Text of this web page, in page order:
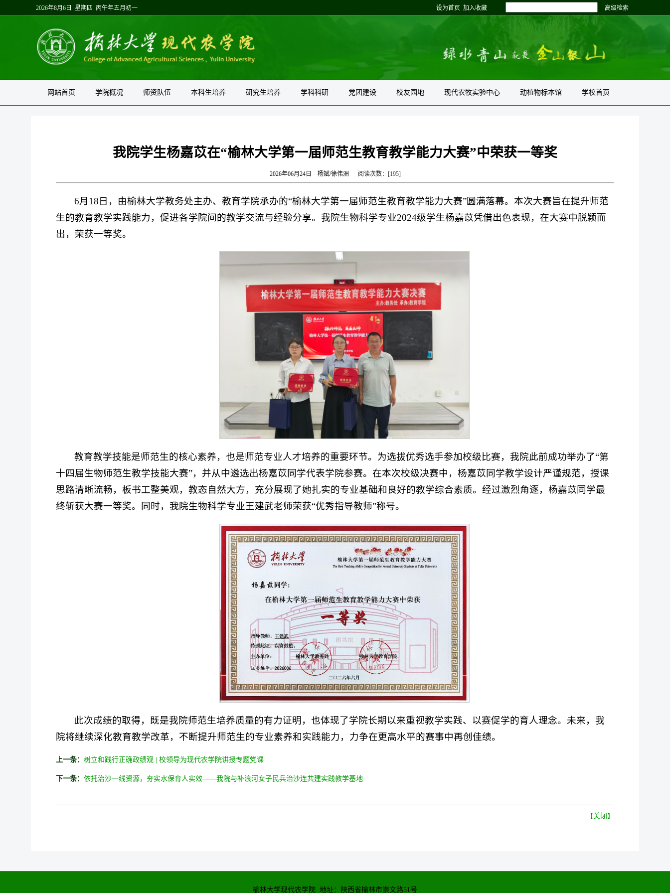
2026年8月6日 星期四 丙午年五月初一 设为首页 加入收藏 高级检索
网站首页 学院概况 师资队伍 本科生培养 研究生培养 学科科研 党团建设 校友园地 现代农牧实验中心 动植物标本馆 学校首页
我院学生杨嘉苡在“榆林大学第一届师范生教育教学能力大赛”中荣获一等奖
2026年06月24日 杨斌/徐伟洲 阅读次数：[195]
6月18日，由榆林大学教务处主办、教育学院承办的“榆林大学第一届师范生教育教学能力大赛”圆满落幕。本次大赛旨在提升师范
生的教育教学实践能力，促进各学院间的教学交流与经验分享。我院生物科学专业2024级学生杨嘉苡凭借出色表现，在大赛中脱颖而
出，荣获一等奖。
教育教学技能是师范生的核心素养，也是师范专业人才培养的重要环节。为选拔优秀选手参加校级比赛，我院此前成功举办了“第
十四届生物师范生教学技能大赛”，并从中遴选出杨嘉苡同学代表学院参赛。在本次校级决赛中，杨嘉苡同学教学设计严谨规范，授课
思路清晰流畅，板书工整美观，教态自然大方，充分展现了她扎实的专业基础和良好的教学综合素质。经过激烈角逐，杨嘉苡同学最
终斩获大赛一等奖。同时，我院生物科学专业王建武老师荣获“优秀指导教师”称号。
此次成绩的取得，既是我院师范生培养质量的有力证明，也体现了学院长期以来重视教学实践、以赛促学的育人理念。未来，我
院将继续深化教育教学改革，不断提升师范生的专业素养和实践能力，力争在更高水平的赛事中再创佳绩。
上一条： 树立和践行正确政绩观 | 校领导为现代农学院讲授专题党课
下一条： 依托治沙一线资源，夯实水保育人实效——我院与补浪河女子民兵治沙连共建实践教学基地
【关闭】
榆林大学现代农学院 地址：陕西省榆林市崇文路51号